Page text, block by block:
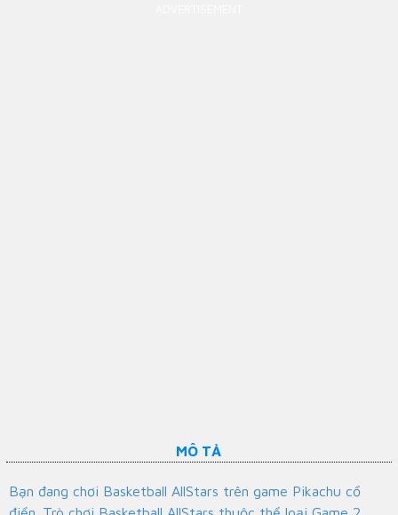
MÔ TẢ
Bạn đang chơi Basketball AllStars trên game Pikachu cổ